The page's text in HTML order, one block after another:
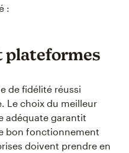
:
plateformes
de fidélité réussi
Le choix du meilleur
adéquate garantit
bon fonctionnement
doivent prendre en